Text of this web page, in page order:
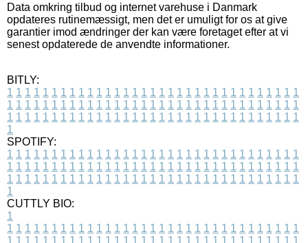
Data omkring tilbud og internet varehuse i Danmark
opdateres rutinemæssigt, men det er umuligt for os at give
garantier imod ændringer der kan være foretaget efter at vi
senest opdaterede de anvendte informationer.
BITLY:
1 1 1 1 1 1 1 1 1 1 1 1 1 1 1 1 1 1 1 1 1 1 1 1 1 1 1 1 1 1 1 1 1
1 1 1 1 1 1 1 1 1 1 1 1 1 1 1 1 1 1 1 1 1 1 1 1 1 1 1 1 1 1 1 1 1
1 1 1 1 1 1 1 1 1 1 1 1 1 1 1 1 1 1 1 1 1 1 1 1 1 1 1 1 1 1 1 1 1
1
SPOTIFY:
1 1 1 1 1 1 1 1 1 1 1 1 1 1 1 1 1 1 1 1 1 1 1 1 1 1 1 1 1 1 1 1 1
1 1 1 1 1 1 1 1 1 1 1 1 1 1 1 1 1 1 1 1 1 1 1 1 1 1 1 1 1 1 1 1 1
1 1 1 1 1 1 1 1 1 1 1 1 1 1 1 1 1 1 1 1 1 1 1 1 1 1 1 1 1 1 1 1 1
1
CUTTLY BIO:
1
1 1 1 1 1 1 1 1 1 1 1 1 1 1 1 1 1 1 1 1 1 1 1 1 1 1 1 1 1 1 1 1 1
1 1 1 1 1 1 1 1 1 1 1 1 1 1 1 1 1 1 1 1 1 1 1 1 1 1 1 1 1 1 1 1 1